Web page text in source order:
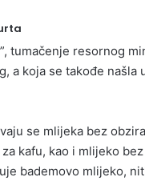
tumačenje resornog
a koja se takođe
se mlijeka bez
kafu, kao i mlijeko
bademovo mlijeko,